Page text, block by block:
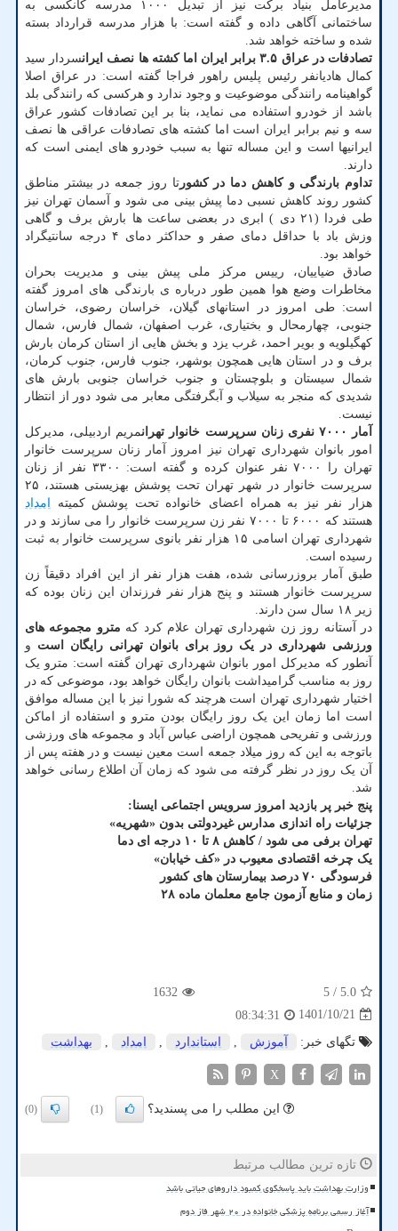
مدیرعامل بنیاد برکت نیز از تبدیل ۱۰۰۰ مدرسه کانکسی به
ساختمانی آگاهی داده و گفته است: با هزار مدرسه قرارداد بسته
شده و ساخته خواهد شد.
تصادفات در عراق ۳.۵ برابر ایران اما کشته ها نصف ایران
سردار سید
کمال هادیانفر رئیس پلیس راهور فراجا گفته است: در عراق اصلا
گواهینامه رانندگی موضوعیت و وجود ندارد و هرکسی که رانندگی بلد
باشد از خودرو استفاده می نماید، بنا بر این تصادفات کشور عراق
سه و نیم برابر ایران است اما کشته های تصادفات عراقی ها نصف
ایرانیها است و این مساله تنها به سبب خودرو های ایمنی است که
دارند.
تداوم بارندگی و کاهش دما در کشورتا روز جمعه در بیشتر مناطق
کشور روند کاهش نسبی دما پیش بینی می شود و آسمان تهران نیز
طی فردا (۲۱ دی ) ابری در بعضی ساعت ها بارش برف و گاهی
وزش باد با حداقل دمای صفر و حداکثر دمای ۴ درجه سانتیگراد
خواهد بود.
صادق ضیاییان، رییس مرکز ملی پیش بینی و مدیریت بحران
مخاطرات وضع هوا همین طور درباره ی بارندگی های امروز گفته
است: طی امروز در استانهای گیلان، خراسان رضوی، خراسان
جنوبی، چهارمحال و بختیاری، غرب اصفهان، شمال فارس، شمال
کهگیلویه و بویر احمد، غرب یزد و بخش هایی از استان کرمان بارش
برف و در استان هایی همچون بوشهر، جنوب فارس، جنوب کرمان،
شمال سیستان و بلوچستان و جنوب خراسان جنوبی بارش های
شدیدی که منجر به سیلاب و آبگرفتگی معابر می شود دور از انتظار
نیست.
آمار ۷۰۰۰ نفری زنان سرپرست خانوار تهران
مریم اردبیلی، مدیرکل
امور بانوان شهرداری تهران نیز امروز آمار زنان سرپرست خانوار
تهران را ۷۰۰۰ نفر عنوان کرده و گفته است: ۳۳۰۰ نفر از زنان
سرپرست خانوار در شهر تهران تحت پوشش بهزیستی هستند، ۲۵
هزار نفر نیز به همراه اعضای خانواده تحت پوشش کمیته
امداد
هستند که ۶۰۰۰ تا ۷۰۰۰ نفر زن سرپرست خانوار را می سازند و در
شهرداری تهران اسامی ۱۵ هزار نفر بانوی سرپرست خانوار به ثبت
رسیده است.
طبق آمار بروزرسانی شده، هفت هزار نفر از این افراد دقیقاً زن
سرپرست خانوار هستند و پنج هزار نفر فرزندان این زنان بوده که
زیر ۱۸ سال سن دارند.
در آستانه روز زن شهرداری تهران علام کرد که مترو مجموعه های
ورزشی شهرداری در یک روز برای بانوان تهرانی رایگان است و
آنطور که مدیرکل امور بانوان شهرداری تهران گفته است: مترو یک
روز به مناسب گرامیداشت بانوان رایگان خواهد بود، موضوعی که در
اختیار شهرداری تهران است هرچند که شورا نیز با این مساله موافق
است اما زمان این یک روز رایگان بودن مترو و استفاده از اماکن
ورزشی و تفریحی همچون اراضی عباس آباد و مجموعه های ورزشی
باتوجه به این که روز میلاد جمعه است معین نیست و در هفته پس از
آن یک روز در نظر گرفته می شود که زمان آن اطلاع رسانی خواهد
شد.
پنج خبر پر بازدید امروز سرویس اجتماعی ایسنا:
جزئیات راه اندازی مدارس غیردولتی بدون «شهریه»
تهران برفی می شود / کاهش ۸ تا ۱۰ درجه ای دما
یک چرخه اقتصادی معیوب در «کف خیابان»
فرسودگی ۷۰ درصد بیمارستان های کشور
زمان و منابع آزمون جامع معلمان ماده ۲۸
5.0
/ 5
1632
1401/10/21
08:34:31
تگهای خبر:
آموزش , استاندارد , امداد , بهداشت
X
این مطلب را می پسندید؟ (1)
(0)
تازه ترین مطالب مرتبط
وزارت بهداشت باید پاسخگوی کمبود داروهای حیاتی باشد
آغاز رسمی برنامه پزشکی خانواده در ۲۰ شهر فاز دوم